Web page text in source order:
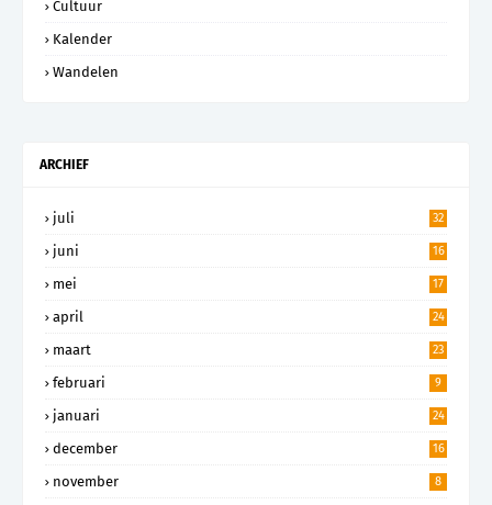
Cultuur
Kalender
Wandelen
ARCHIEF
juli 32
juni 16
mei 17
april 24
maart 23
februari 9
januari 24
december 16
november 8